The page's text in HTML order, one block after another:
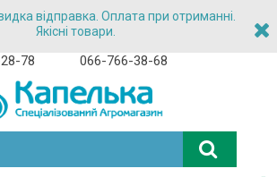
відправка. Оплата при отриманні.
Якісні товари.
78 066-766-38-68